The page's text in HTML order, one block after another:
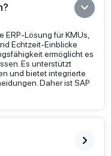
Lösung für KMUs,
Echtzeit-Einblicke
ermöglicht es
Es unterstützt
und bietet integrierte
Daher ist SAP